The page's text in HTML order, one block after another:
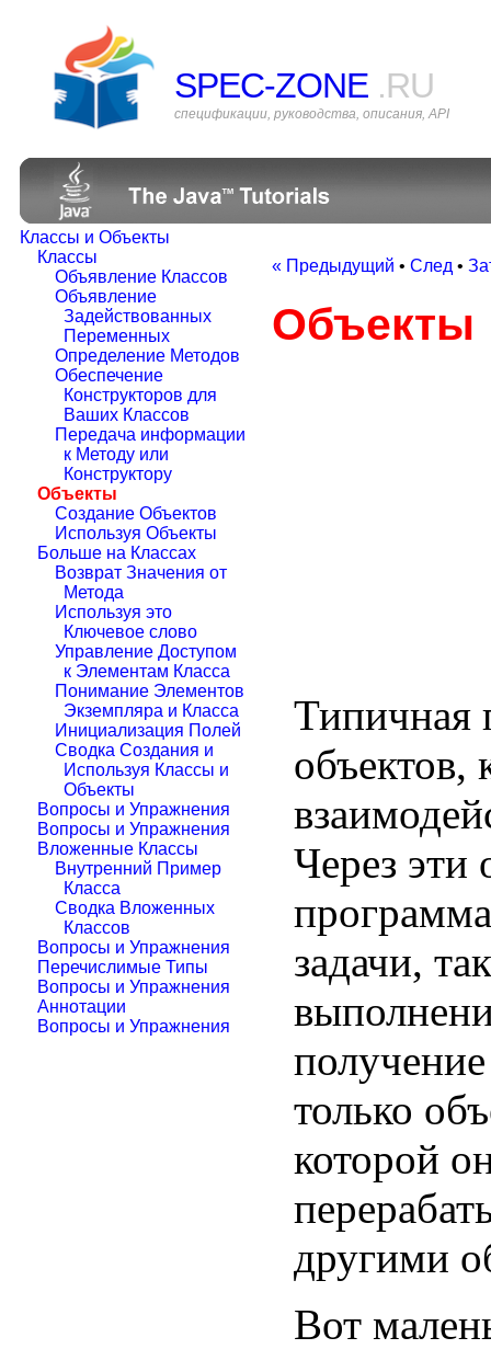
SPEC-ZONE .RU
спецификации, руководства, описания, API
Классы и Объекты
Классы
Объявление Классов
Объявление
Задействованных
Переменных
Определение Методов
Обеспечение
Конструкторов для
Ваших Классов
Передача информации
к Методу или
Конструктору
Объекты
Создание Объектов
Используя Объекты
Больше на Классах
Возврат Значения от
Метода
Используя это
Ключевое слово
Управление Доступом
к Элементам Класса
Понимание Элементов
Экземпляра и Класса
Инициализация Полей
Сводка Создания и
Используя Классы и
Объекты
Вопросы и Упражнения
Вопросы и Упражнения
Вложенные Классы
Внутренний Пример
Класса
Сводка Вложенных
Классов
Вопросы и Упражнения
Перечислимые Типы
Вопросы и Упражнения
Аннотации
Вопросы и Упражнения
« Предыдущий • След •
Объекты
Типичная
объектов,
Через эти
задачи,
только
которой
другими
Вот